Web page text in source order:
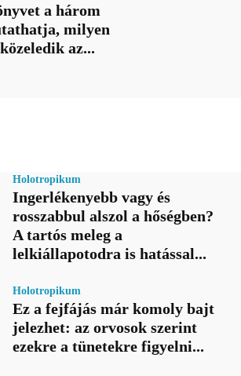
a három
milyen
az...
Holotropikum
Ingerlékenyebb vagy és
rosszabbul alszol a hőségben?
A tartós meleg a
lelkiállapotodra is hatással...
Holotropikum
Ez a fejfájás már komoly bajt
jelezhet: az orvosok szerint
ezekre a tünetekre figyelni...